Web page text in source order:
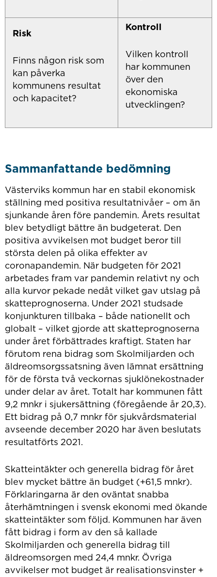
Risk
Finns någon risk som
kan påverka
kommunens resultat
och kapacitet?
Kontroll
Vilken kontroll
har kommunen
över den
ekonomiska
utvecklingen?
Sammanfattande bedömning
Västerviks kommun har en stabil ekonomisk
ställning med positiva resultatnivåer – om än
sjunkande åren före pandemin. Årets resultat
blev betydligt bättre än budgeterat. Den
positiva avvikelsen mot budget beror till
största delen på olika effekter av
coronapandemin. När budgeten för 2021
arbetades fram var pandemin relativt ny och
alla kurvor pekade nedåt vilket gav utslag på
skatteprognoserna. Under 2021 studsade
konjunkturen tillbaka – både nationellt och
globalt – vilket gjorde att skatteprognoserna
under året förbättrades kraftigt. Staten har
förutom rena bidrag som Skolmiljarden och
äldreomsorgssatsning även lämnat ersättning
för de första två veckornas sjuklönekostnader
under delar av året. Totalt har kommunen fått
9,2 mnkr i sjukersättning (föregående år 20,3).
Ett bidrag på 0,7 mnkr för sjukvårdsmaterial
avseende december 2020 har även beslutats
resultatförts 2021.
Skatteintäkter och generella bidrag för året
blev mycket bättre än budget (+61,5 mnkr).
Förklaringarna är den oväntat snabba
återhämtningen i svensk ekonomi med ökande
skatteintäkter som följd. Kommunen har även
fått bidrag i form av den så kallade
Skolmiljarden och generella bidrag till
äldreomsorgen med 24,4 mnkr. Övriga
avvikelser mot budget är realisationsvinster +